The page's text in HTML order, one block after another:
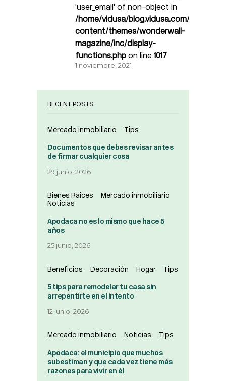
'user_email' of non-object in
/home/vidusa/blog.vidusa.com/wp-
content/themes/wonderwall-
magazine/inc/display-
functions.php on line 1017
1 noviembre, 2021
RECENT POSTS
Mercado inmobiliario Tips
Documentos que debes revisar antes
de firmar cualquier cosa
29 junio, 2026
Bienes Raices
Mercado inmobiliario
Noticias
Apodaca no es lo mismo que hace 5
años
25 junio, 2026
Beneficios Decoración Hogar Tips
5 tips para remodelar tu casa sin
arrepentirte en el intento
12 junio, 2026
Mercado inmobiliario Noticias Tips
Apodaca: el municipio que muchos
subestiman y que cada vez tiene más
razones para vivir en él